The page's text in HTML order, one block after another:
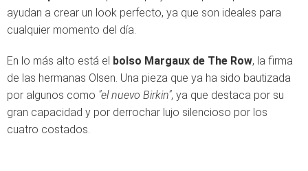
ayudan a crear un look perfecto, ya que son ideales para
cualquier momento del día.
En lo más alto está el bolso Margaux de The Row, la firma
de las hermanas Olsen. Una pieza que ya ha sido bautizada
por algunos como "el nuevo Birkin", ya que destaca por su
gran capacidad y por derrochar lujo silencioso por los
cuatro costados.